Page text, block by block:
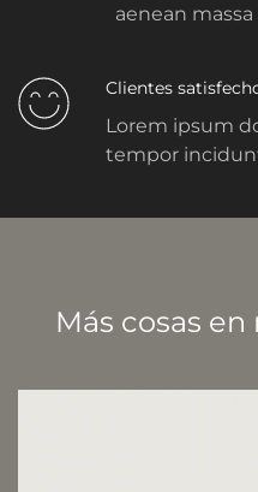
aenean
Clientes
Lorem ipsum
tempor
Más cosas